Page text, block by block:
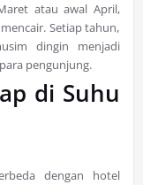
atau awal April,
Setiap tahun,
dingin menjadi
pengunjung.
di Suhu
dengan hotel